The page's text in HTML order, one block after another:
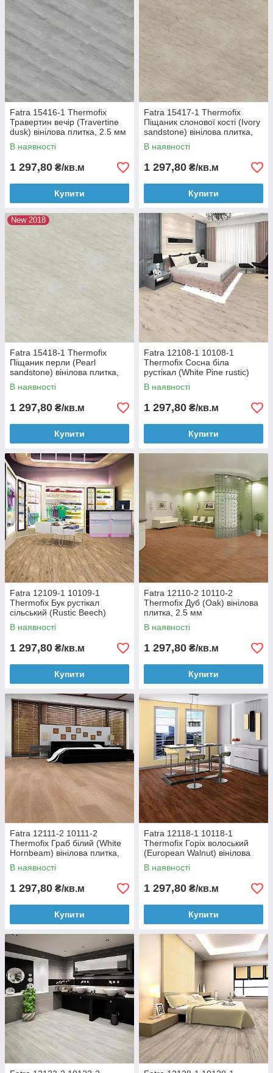
Fatra 15416-1 Thermofix
Травертин вечір (Travertine
dusk) вінілова плитка, 2.5 мм
В наявності
1 297,80 ₴/кв.м
Купити
Fatra 15417-1 Thermofix
Піщаник слонової кості (Ivory
sandstone) вінілова плитка,
2.5 мм
В наявності
1 297,80 ₴/кв.м
Купити
New 2018
Fatra 15418-1 Thermofix
Піщаник перли (Pearl
sandstone) вінілова плитка,
2.5 мм
В наявності
1 297,80 ₴/кв.м
Купити
Fatra 12108-1 10108-1
Thermofix Сосна біла
рустікал (White Pine rustic)
вінілова плитка, 2.5 мм
В наявності
1 297,80 ₴/кв.м
Купити
Fatra 12109-1 10109-1
Thermofix Бук рустікал
сільський (Rustic Beech)
вінілова плитка, 2.5 мм
В наявності
1 297,80 ₴/кв.м
Купити
Fatra 12110-2 10110-2
Thermofix Дуб (Oak) вінілова
плитка, 2.5 мм
В наявності
1 297,80 ₴/кв.м
Купити
Fatra 12111-2 10111-2
Thermofix Граб білий (White
Hornbeam) вінілова плитка,
2.5 мм
В наявності
1 297,80 ₴/кв.м
Купити
Fatra 12118-1 10118-1
Thermofix Горіх волоський
(European Walnut) вінілова
плитка, 2.5 мм
В наявності
1 297,80 ₴/кв.м
Купити